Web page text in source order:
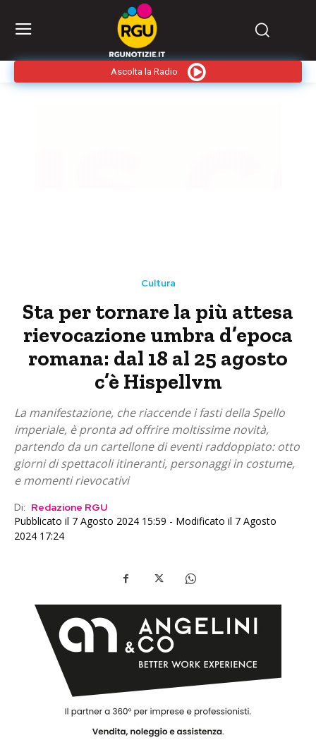
Ascolta la Radio
Cultura
Sta per tornare la più attesa
rievocazione umbra d’epoca
romana: dal 18 al 25 agosto
c’è Hispellvm
La manifestazione, che riaccende i fasti della Spello
imperiale, è pronta ad offrire moltissime novità,
partendo da un cartellone di eventi raddoppiato: otto
giorni di spettacoli itineranti, personaggi in costume,
e momenti rievocativi
Di: Redazione RGU
Pubblicato il 7 Agosto 2024 15:59 - Modificato il 7 Agosto
2024 17:24